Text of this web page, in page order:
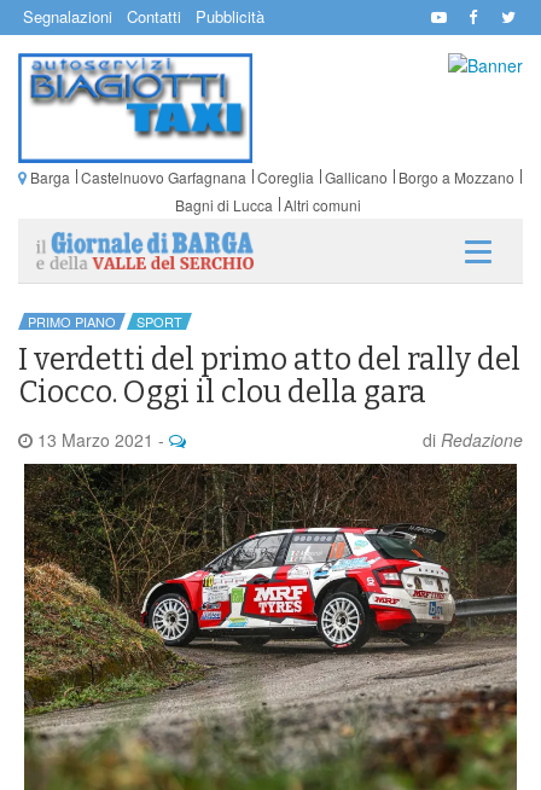
Segnalazioni Contatti Pubblicità
Barga Castelnuovo Garfagnana Coreglia Gallicano
Borgo a Mozzano
Bagni di Lucca Altri comuni
PRIMO PIANO SPORT
I verdetti del primo atto del rally del
Ciocco. Oggi il clou della gara
13 Marzo 2021 - di Redazione